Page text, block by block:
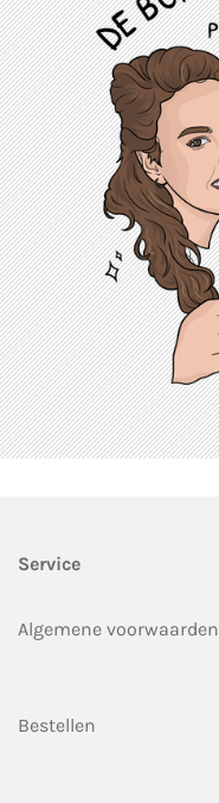
Service
Algemene voorwaarden
Bestellen